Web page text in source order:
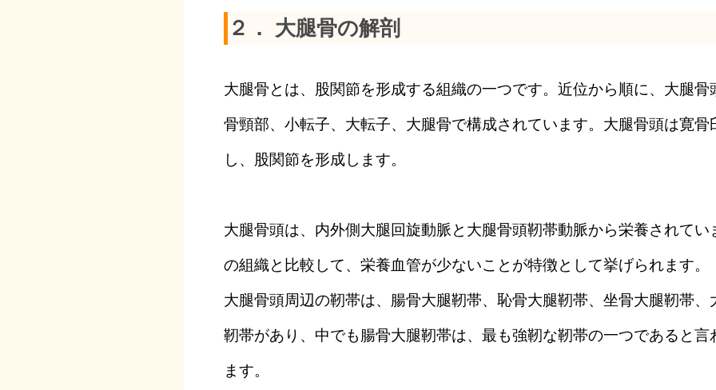
２． 大腿骨の解剖
大腿骨とは、股関節を形成する組織の一つです。近位から順に、大腿骨
骨頸部、小転子、大転子、大腿骨で構成されています。大腿骨頭は寛骨
し、股関節を形成します。
大腿骨頭は、内外側大腿回旋動脈と大腿骨頭靭帯動脈から栄養されてい
の組織と比較して、栄養血管が少ないことが特徴として挙げられます。
大腿骨頭周辺の靭帯は、腸骨大腿靭帯、恥骨大腿靭帯、坐骨大腿靭帯、
靭帯があり、中でも腸骨大腿靭帯は、最も強靭な靭帯の一つであると言
ます。